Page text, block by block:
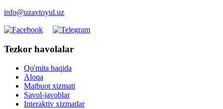
info@uzavtoyul.uz
Tezkor havolalar
Qo'mita haqida
Aloqa
Matbuot xizmati
Savol-javoblar
Interaktiv xizmatlar